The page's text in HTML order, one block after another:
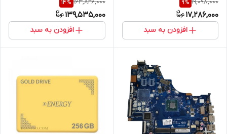
ST2000LM003 2TB 128MB
Cache SATA 6.0Gbs
19,098,000
9%
17,286,000
افزودن به سبد
163,826,000
14%
139,535,000
افزودن به سبد